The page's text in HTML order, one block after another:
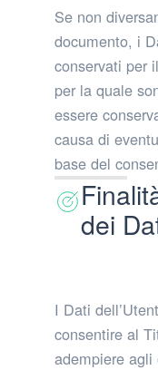
Se non
documento, i
conservati per
per la quale
essere
causa di
base del
dei
I Dati
consentire al
adempiere